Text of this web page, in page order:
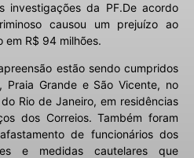
investigações da PF.De acordo
causou um prejuízo ao
em R$ 94 milhões.
estão sendo cumpridos
Praia Grande e São Vicente, no
Rio de Janeiro, em residências
dos Correios. Também foram
de funcionários dos
e medidas cautelares que